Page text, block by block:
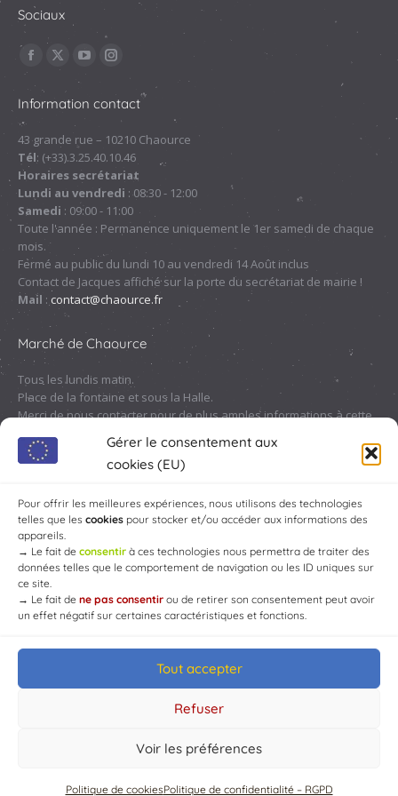
Gérer le consentement aux
cookies (EU)
Pour offrir les meilleures expériences, nous utilisons des technologies
telles que les cookies pour stocker et/ou accéder aux informations des
appareils.
→ Le fait de consentir à ces technologies nous permettra de traiter des
données telles que le comportement de navigation ou les ID uniques sur
ce site.
→ Le fait de ne pas consentir ou de retirer son consentement peut avoir
un effet négatif sur certaines caractéristiques et fonctions.
Tout accepter
Refuser
Voir les préférences
Politique de cookiesPolitique de confidentialité – RGPD
Sociaux
Trouvez nous sur :
La
page
Facebook
s'ouvre
dans
une
nouvelle
fenêtre
La
page
X
s'ouvre
dans
une
nouvelle
fenêtre
La
YouTube
s'ouvre
dans
une
nouvelle
fenêtre
La
Instagram
s'ouvre
dans
une
nouvelle
fenêtre
Information contact
43 grande rue – 10210 Chaource
Tél: (+33).3.25.40.10.46
Horaires secrétariat
Lundi au vendredi : 08:30 - 12:00
Samedi : 09:00 - 11:00
Toute l'année : Permanence uniquement le 1er samedi de chaque
mois.
Fermé au public du lundi 10 au vendredi 14 Août inclus
Contact de Jacques affiché sur la porte du secrétariat de mairie !
Mail : contact@chaource.fr
Marché de Chaource
Tous les lundis matin.
Place de la fontaine et sous la Halle.
Merci de nous contacter pour de plus amples informations à cette
© Mairie de Chaource [2004-2024] | Tous droits réservés.
Developed byWEB3-DESIGN